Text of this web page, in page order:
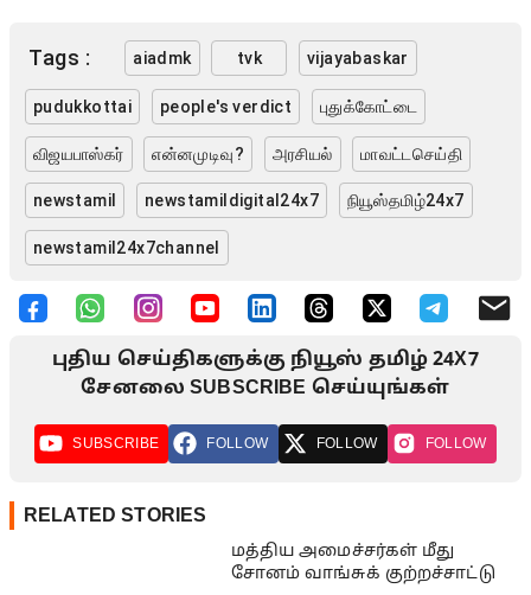
Tags : aiadmk tvk vijayabaskar
pudukkottai people's verdict புதுக்கோட்டை
விஜயபாஸ்கர் என்னமுடிவு? அரசியல் மாவட்டசெய்தி
newstamil newstamildigital24x7 நியூஸ்தமிழ்24x7
newstamil24x7channel
புதிய செய்திகளுக்கு நியூஸ் தமிழ் 24X7
சேனலை SUBSCRIBE செய்யுங்கள்
SUBSCRIBE FOLLOW FOLLOW FOLLOW
RELATED STORIES
மத்திய அமைச்சர்கள் மீது
சோனம் வாங்சுக் குற்றச்சாட்டு